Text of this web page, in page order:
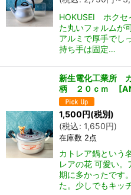
HOKUSEI ホクセ
た丸いフォルムが
アルミで厚手でし
持ち手は固定…
新生電化工業所
柄 ２０ｃｍ
[
1,500円(税別)
(税込: 1,650円)
在庫数 2点
カトレア鍋という
レアの花 可愛い
期に多かったです
た。少しでもキッ